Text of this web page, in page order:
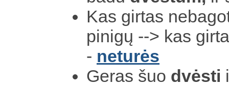
Kas girtas
pinigų --> kas
- neturės
Geras šuo dvėsti